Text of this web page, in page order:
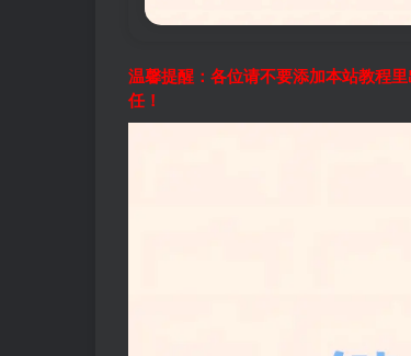
温馨提醒：各位请不要添加本站教程
任！